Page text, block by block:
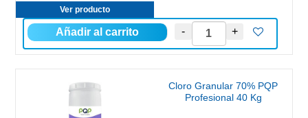
Ver producto
Cloro Granular 70% PQP
Profesional 40 Kg